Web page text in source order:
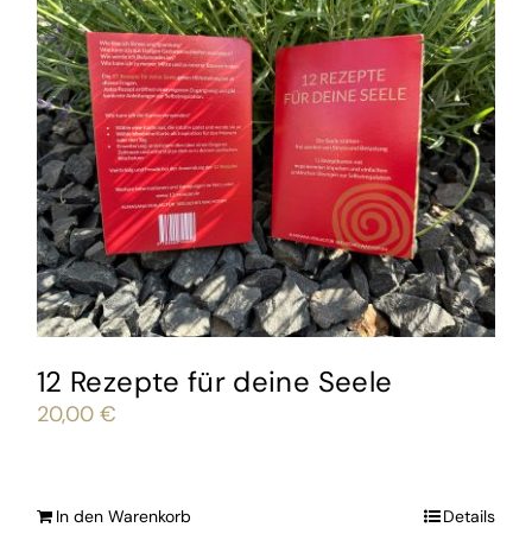
12 Rezepte für deine Seele
20,00 €
In den Warenkorb Details